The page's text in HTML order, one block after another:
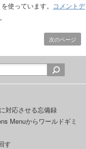
使っています。 コメントデ
。
次のページ
対応させる忘備録
Menuからワールドギミ
す